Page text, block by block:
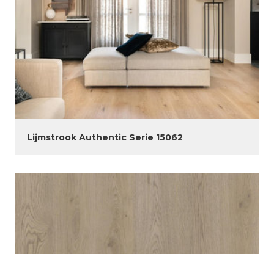
Lijmstrook Authentic Serie 15062